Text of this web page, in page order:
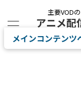
主要VOD
アニメ配
メインコンテンツ